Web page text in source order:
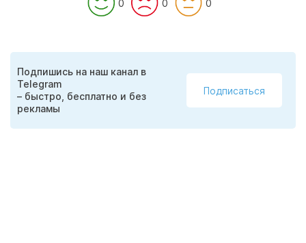
0 0 0
Подпишись на наш канал в
Telegram
– быстро, бесплатно и без
рекламы
Подписаться